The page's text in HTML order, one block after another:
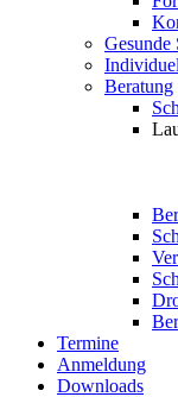
Gesunde
Beratung
Termine
Anmeldung
Downloads